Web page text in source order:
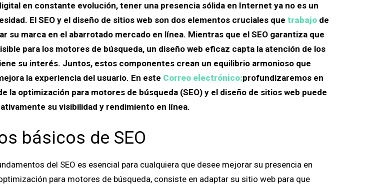
en constante evolución, tener una presencia sólida en Internet ya no es un
El SEO y el diseño de sitios web son dos elementos cruciales que trabajo de
su marca en el abarrotado mercado en línea. Mientras que el SEO garantiza que
para los motores de búsqueda, un diseño web eficaz capta la atención de los
su interés. Juntos, estos componentes crean un equilibrio armonioso que
la experiencia del usuario. En este Correo electrónico:profundizaremos en
la optimización para motores de búsqueda (SEO) y el diseño de sitios web puede
su visibilidad y rendimiento en línea.
básicos de SEO
del SEO es esencial para cualquiera que desee mejorar su presencia en
optimización para motores de búsqueda, consiste en adaptar su sitio web para que